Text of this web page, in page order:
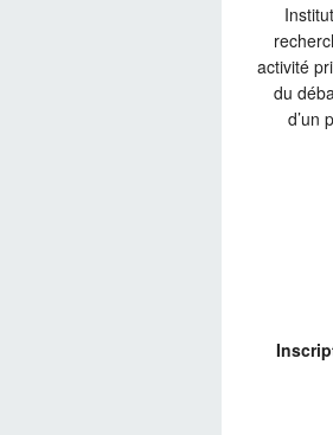
activité
du
d’un